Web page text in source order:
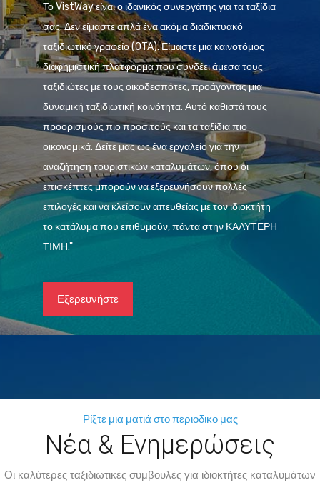
Το VistWay είναι ο ιδανικός συνεργάτης για τα ταξίδια
σας. Δεν είμαστε απλά ένα ακόμα διαδικτυακό
ταξιδιωτικό γραφείο (OTA). Είμαστε μια καινοτόμος
διαφημιστική πλατφόρμα που συνδέει άμεσα τους
ταξιδιώτες με τους οικοδεσπότες, προάγοντας μια
δυναμική ταξιδιωτική κοινότητα. Αυτό καθιστά τους
προορισμούς πιο προσιτούς και τα ταξίδια πιο
οικονομικά. Δείτε μας ως ένα εργαλείο για την
αναζήτηση τουριστικών καταλυμάτων, όπου οι
επισκέπτες μπορούν να εξερευνήσουν πολλές
επιλογές και να κλείσουν απευθείας με τον ιδιοκτήτη
το κατάλυμα που επιθυμούν, πάντα στην ΚΑΛΥΤΕΡΗ
ΤΙΜΗ."
Εξερευνήστε
Ρίξτε μια ματιά στο περιοδικο μας
Νέα & Ενημερώσεις
Οι καλύτερες ταξιδιωτικές συμβουλές για ιδιοκτήτες καταλυμάτων